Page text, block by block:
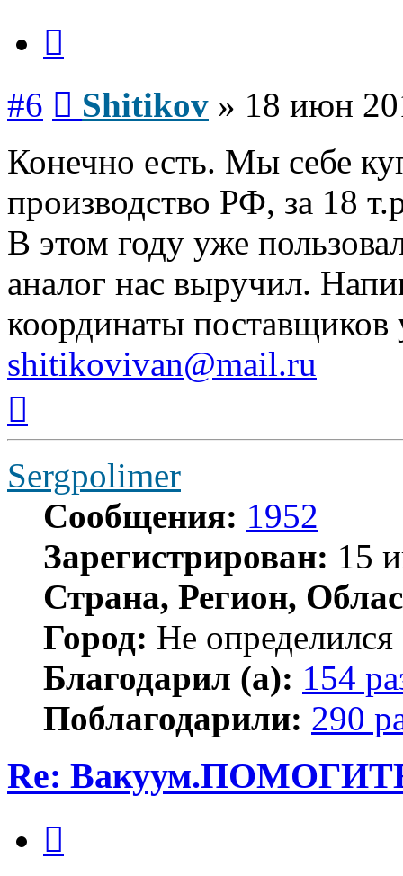
#6 Shitikov » 18 июн
Конечно есть. Мы себе
производство РФ, за 18
В этом году уже
аналог нас выручил.
координаты
shitikovivan@mail.ru
началу
Sergpolimer
Сообщения: 1952
Зарегистрирован: 15
Страна, Регион,
Город: Не определился
Благодарил (а): 154
Поблагодарили: 290
Re: